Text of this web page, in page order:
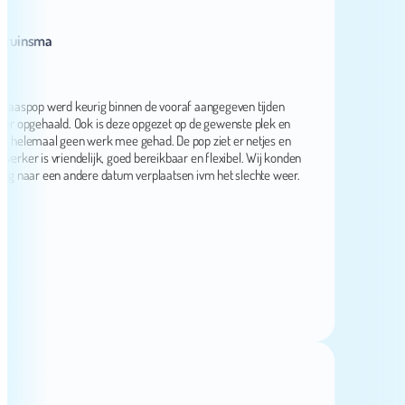
werd keurig binnen de vooraf aangegeven tijden
Ook is deze opgezet op de gewenste plek en
geen werk mee gehad. De pop ziet er netjes en
is vriendelijk, goed bereikbaar en flexibel. Wij konden
een andere datum verplaatsen ivm het slechte weer.